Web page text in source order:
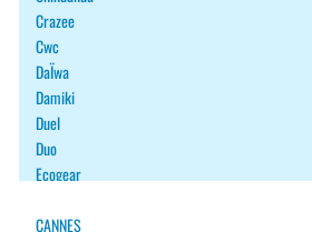
Crazee
Cwc
DaÏwa
Damiki
Duel
Duo
Ecogear
Fish Arrow
CANNES